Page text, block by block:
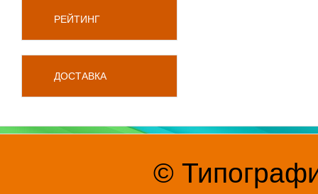
РЕЙТИНГ
ДОСТАВКА
©